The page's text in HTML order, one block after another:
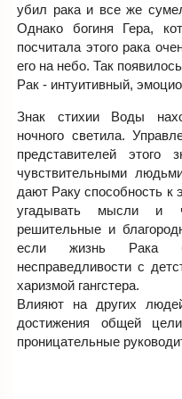
убил рака и все же
Однако богиня Гера,
посчитала этого рака
его на небо. Так
Рак - интуитивный,
Знак стихии Воды
ночного светила.
представителей
чувствительными
дают Раку способность к
угадывать мысли и
решительные и
если жизнь Рака
несправедливости с
харизмой гангстера.
Влияют на других
достижения общей
проницательные